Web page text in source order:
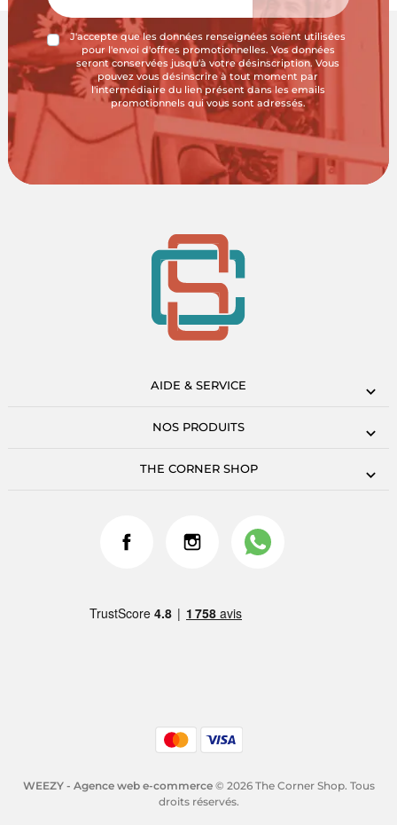
J'accepte que les données renseignées soient utilisées
pour l'envoi d'offres promotionnelles. Vos données
seront conservées jusqu'à votre désinscription. Vous
pouvez vous désinscrire à tout moment par
l'intermédiaire du lien présent dans les emails
promotionnels qui vous sont adressés.
AIDE & SERVICE
NOS PRODUITS
THE CORNER SHOP
WEEZY - Agence web e-commerce© 2026 The Corner Shop. Tous
droits réservés.